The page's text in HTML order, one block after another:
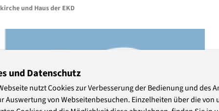
Freundeskreis
und Haus der EKD
und Datenschutz
nutzt Cookies zur Verbesserung der Bedienung und des
Auswertung von Webseitenbesuchen. Einzelheiten über die von